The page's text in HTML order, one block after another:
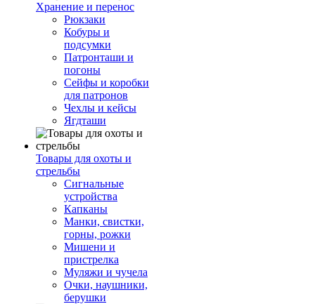
Хранение и перенос
Рюкзаки
Кобуры и
подсумки
Патронташи и
погоны
Сейфы и коробки
для патронов
Чехлы и кейсы
Ягдташи
Товары для охоты и
стрельбы
Сигнальные
устройства
Капканы
Манки, свистки,
горны, рожки
Мишени и
пристрелка
Муляжи и чучела
Очки, наушники,
берушки